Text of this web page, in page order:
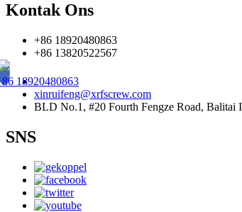
Kontak Ons
+86 18920480863
+86 13820522567
18920480863
xinruifeng@xrfscrew.com
BLD No.1, #20 Fourth Fengze Road, Balitai
SNS